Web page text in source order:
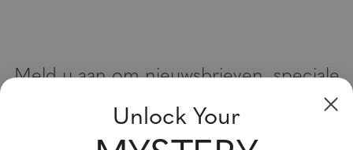
Meld u aan om nieuwsbrieven, speciale
aanbiedingen en kortingsbonnen te
ontvangen
Vul uw email adres in en schrijf u in!
Unlock Your